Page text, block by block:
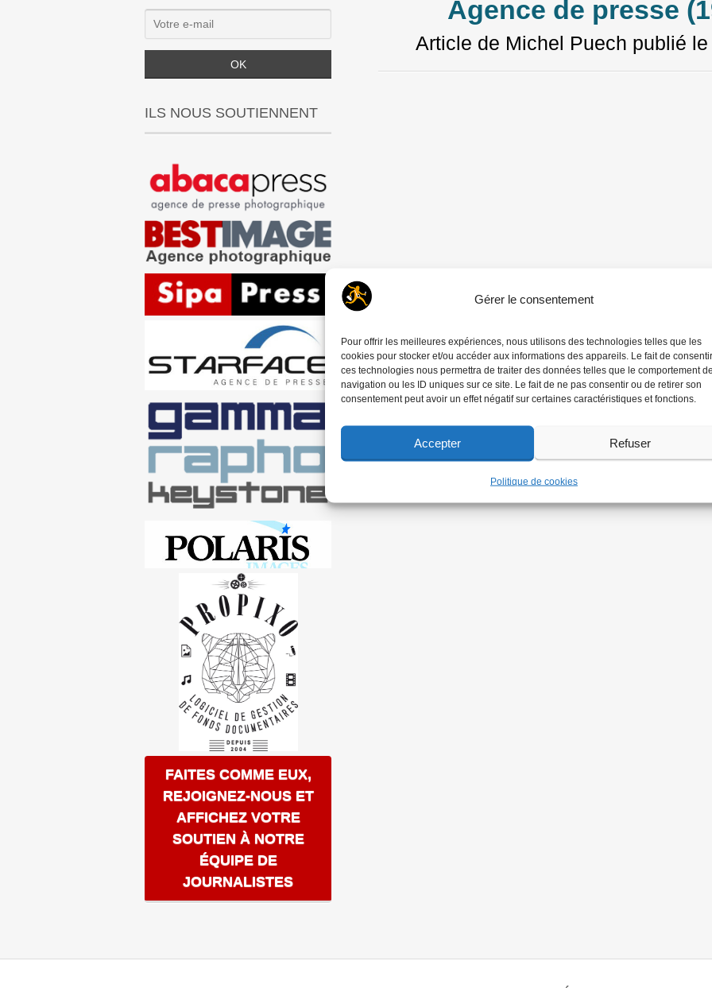
Gérer le consentement
Pour offrir les meilleures expériences, nous utilisons des technologies telles que les
cookies pour stocker et/ou accéder aux informations des appareils. Le fait de
ces technologies nous permettra de traiter des données telles que le comportement de
navigation ou les ID uniques sur ce site. Le fait de ne pas consentir ou de retirer son
consentement peut avoir un effet négatif sur certaines caractéristiques et fonctions.
Accepter Refuser
Politique de cookies
Agence de presse
Article de Michel Puech publié le
ILS NOUS SOUTIENNENT
FAITES COMME EUX,
REJOIGNEZ-NOUS ET
AFFICHEZ VOTRE
SOUTIEN À NOTRE
ÉQUIPE DE
JOURNALISTES